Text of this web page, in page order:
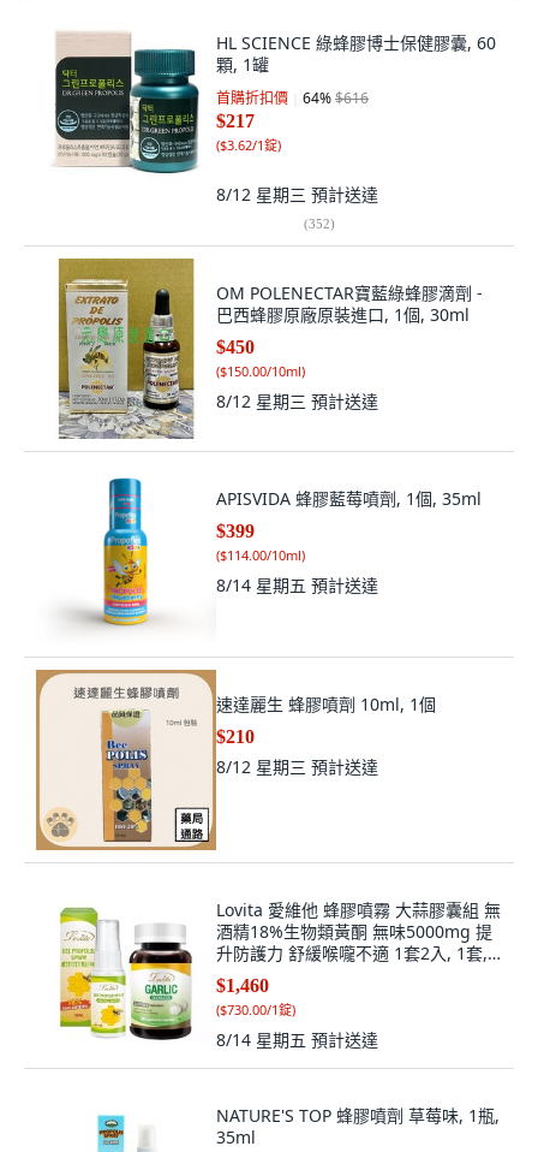
HL SCIENCE 綠蜂膠博士保健膠囊, 60
顆, 1罐
首購折扣價 64%$616
$217
($3.62/1錠)
8/12 星期三 預計送達
(352)
OM POLENECTAR寶藍綠蜂膠滴劑 -
巴西蜂膠原廠原裝進口, 1個, 30ml
$450
($150.00/10ml)
8/12 星期三 預計送達
APISVIDA 蜂膠藍莓噴劑, 1個, 35ml
$399
($114.00/10ml)
8/14 星期五 預計送達
速達麗生 蜂膠噴劑 10ml, 1個
$210
8/12 星期三 預計送達
Lovita 愛維他 蜂膠噴霧 大蒜膠囊組 無
酒精18%生物類黃酮 無味5000mg 提
升防護力 舒緩喉嚨不適 1套2入, 1套, 2
份
$1,460
($730.00/1錠)
8/14 星期五 預計送達
NATURE'S TOP 蜂膠噴劑 草莓味, 1瓶,
35ml